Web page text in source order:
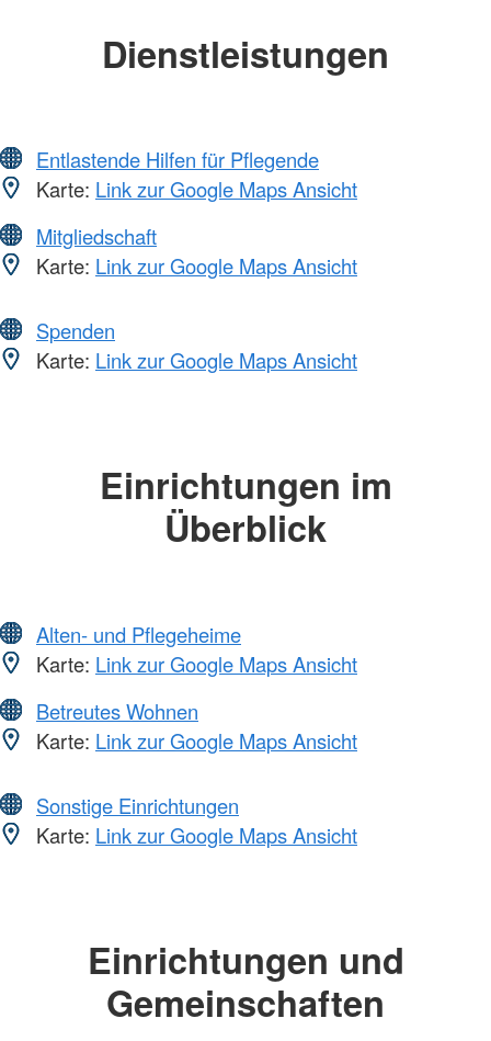
Dienstleistungen
Entlastende Hilfen für Pflegende
Karte: Link zur Google Maps Ansicht
Mitgliedschaft
Karte: Link zur Google Maps Ansicht
Spenden
Karte: Link zur Google Maps Ansicht
Einrichtungen im
Überblick
Alten- und Pflegeheime
Karte: Link zur Google Maps Ansicht
Betreutes Wohnen
Karte: Link zur Google Maps Ansicht
Sonstige Einrichtungen
Karte: Link zur Google Maps Ansicht
Einrichtungen und
Gemeinschaften